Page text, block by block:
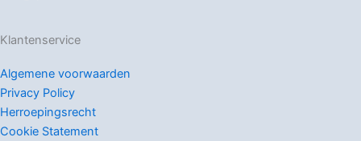
Klantenservice
Algemene voorwaarden
Privacy Policy
Herroepingsrecht
Cookie Statement